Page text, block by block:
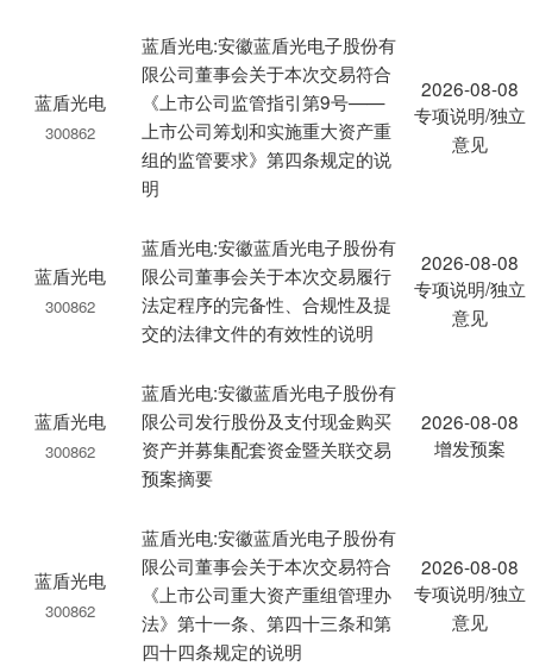
蓝盾光电
300862
蓝盾光电:安徽蓝盾光电子股份有
限公司董事会关于本次交易符合
《上市公司监管指引第9号——
上市公司筹划和实施重大资产重
组的监管要求》第四条规定的说
明
2026-08-08
专项说明/独立
意见
蓝盾光电
300862
蓝盾光电:安徽蓝盾光电子股份有
限公司董事会关于本次交易履行
法定程序的完备性、合规性及提
交的法律文件的有效性的说明
2026-08-08
专项说明/独立
意见
蓝盾光电
300862
蓝盾光电:安徽蓝盾光电子股份有
限公司发行股份及支付现金购买
资产并募集配套资金暨关联交易
预案摘要
2026-08-08
增发预案
蓝盾光电
300862
蓝盾光电:安徽蓝盾光电子股份有
限公司董事会关于本次交易符合
《上市公司重大资产重组管理办
法》第十一条、第四十三条和第
四十四条规定的说明
2026-08-08
专项说明/独立
意见